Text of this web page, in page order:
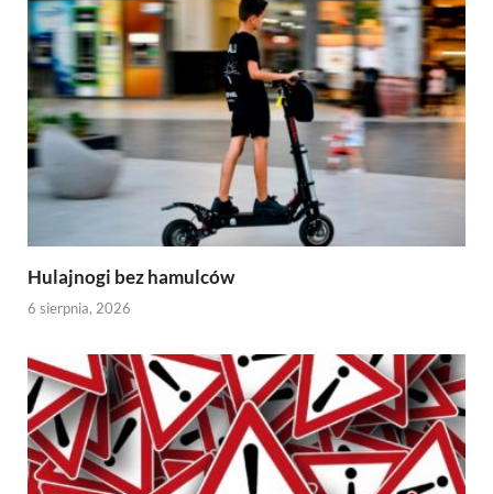
Hulajnogi bez hamulców
6 sierpnia, 2026